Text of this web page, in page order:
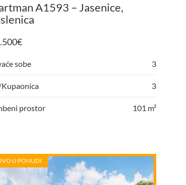
A1593 – Jasenice,
€
sobe 3
3
prostor 101 m²
U PONUDI